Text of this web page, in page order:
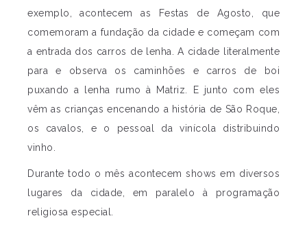
exemplo, acontecem as Festas de Agosto, que
comemoram a fundação da cidade e começam com
a entrada dos carros de lenha. A cidade literalmente
para e observa os caminhões e carros de boi
puxando a lenha rumo à Matriz. E junto com eles
vêm as crianças encenando a história de São Roque,
os cavalos, e o pessoal da vinícola distribuindo
vinho.
Durante todo o mês acontecem shows em diversos
lugares da cidade, em paralelo à programação
religiosa especial.